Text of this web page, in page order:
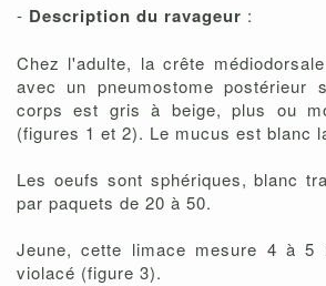
- Description du ravageur :
Chez l'adulte, la crête
avec un pneumostome postérieur
corps est gris à beige, plus ou
(figures 1 et 2). Le mucus est blanc
Les oeufs sont sphériques, blanc
par paquets de 20 à 50.
Jeune, cette limace mesure 4 à 5
violacé (figure 3).